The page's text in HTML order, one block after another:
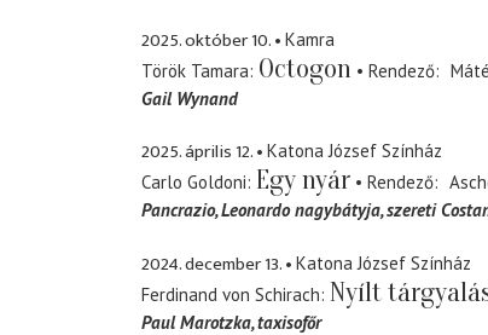
2025. október 10.
Kamra
Török Tamara Octogon Rendező
Gail Wynand
2025. április 12.
Katona József Színház
Carlo Goldoni Egy nyár Rendező
Pancrazio Leonardo nagybátyja, szereti
2024. december 13.
Katona József Színház
Ferdinand von Schirach Nyílt
Paul Marotzka taxisofőr